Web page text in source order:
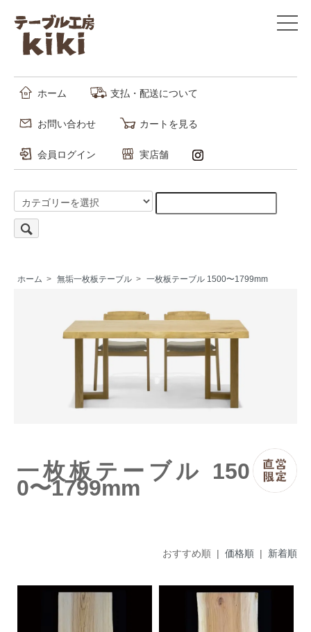
ホーム 支払・配送について
お問い合わせ カートを見る
会員ログイン 実店舗
ホーム > 無垢一枚板テーブル > 一枚板テーブル 1500〜1799mm
一枚板テーブル 150
0〜1799mm
おすすめ順 | 価格順 | 新着順